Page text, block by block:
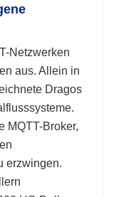
Netzwerken
aus. Allein in
Dragos
MQTT-Broker,
erzwingen.